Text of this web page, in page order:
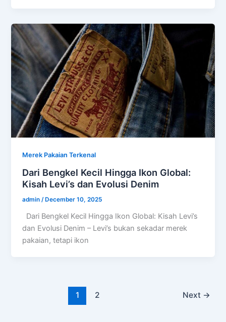
Merek Pakaian Terkenal
Dari Bengkel Kecil Hingga Ikon Global:
Kisah Levi’s dan Evolusi Denim
admin /December 10, 2025
Dari Bengkel Kecil Hingga Ikon Global: Kisah Levi’s
dan Evolusi Denim – Levi’s bukan sekadar merek
pakaian, tetapi ikon
1 2 Next →